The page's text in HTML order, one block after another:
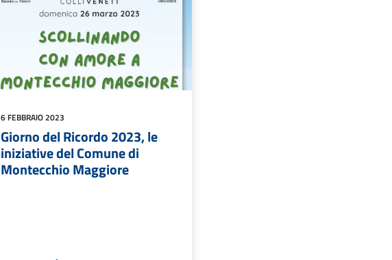
6 FEBBRAIO 2023
Giorno del Ricordo 2023, le
iniziative del Comune di
Montecchio Maggiore